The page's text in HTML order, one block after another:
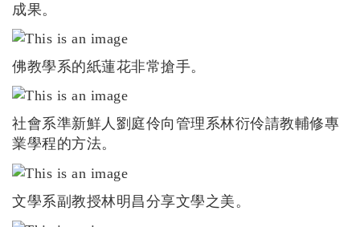
成果。
佛教學系的紙蓮花非常搶手。
社會系準新鮮人劉庭伶向管理系林衍伶請教輔修專
業學程的方法。
文學系副教授林明昌分享文學之美。